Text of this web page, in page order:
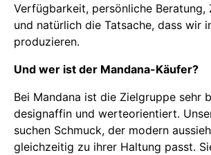
Verfügbarkeit, persönliche Beratung,
und natürlich die Tatsache, dass wir
produzieren.
Und wer ist der Mandana-Käufer?
Bei Mandana ist die Zielgruppe sehr
designaffin und werteorientiert.
suchen Schmuck, der modern
gleichzeitig zu ihrer Haltung passt.